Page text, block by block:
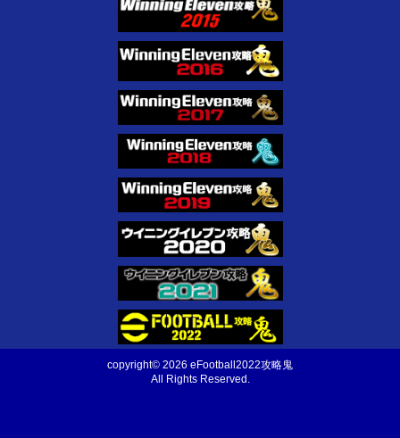
copyright© 2026 eFootball2022攻略鬼
All Rights Reserved.